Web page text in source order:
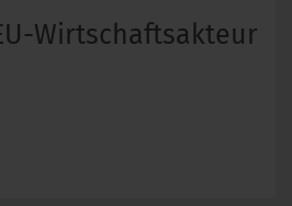
Wirtschaftsakteur